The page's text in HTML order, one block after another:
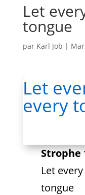
Let
tongue
par Karl Job |
Let
every
Strophe
Let
tongue